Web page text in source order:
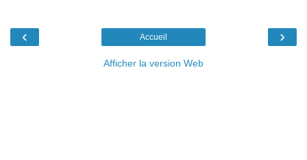
‹ ›
Accueil
Afficher la version Web